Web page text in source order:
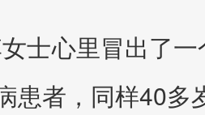
士心里冒出了
者，同样40多